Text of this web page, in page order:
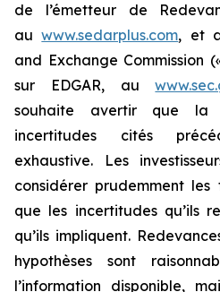
de l’émetteur de
auwww.sedarplus.com, et
and Exchange Commission
sur EDGAR, au
souhaite avertir que
incertitudes cités
exhaustive. Les
considérer prudemment les
que les incertitudes qu’ils
qu’ils impliquent.
hypothèses sont
l’information disponible,